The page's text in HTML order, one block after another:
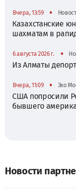
Вчера, 13:59 •
Казахстанские
шахматам в
6 августа 2026 г. •
Из Алматы
Вчера, 11:09 • Эхо
США попросили
бывшего
Новости